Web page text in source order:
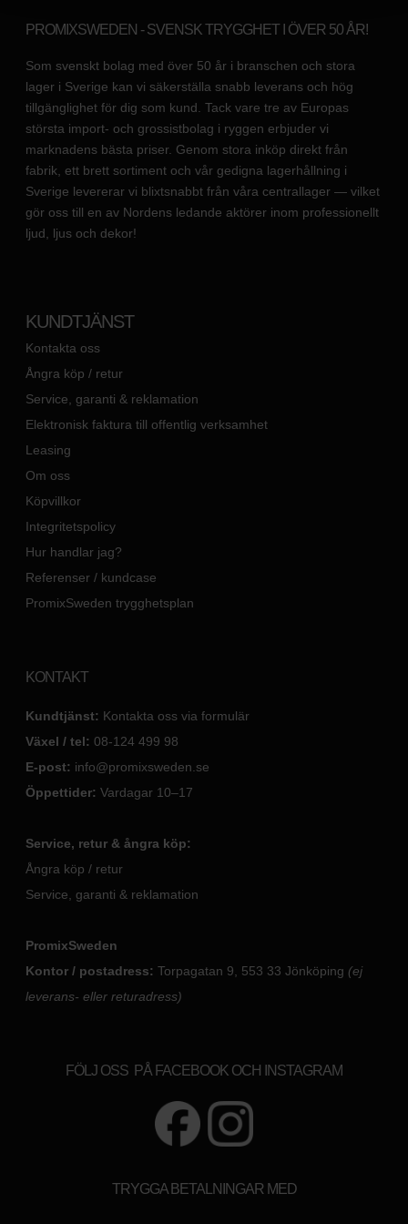
PROMIXSWEDEN - SVENSK TRYGGHET I ÖVER 50 ÅR!
Som svenskt bolag med över 50 år i branschen och stora
lager i Sverige kan vi säkerställa snabb leverans och hög
tillgänglighet för dig som kund. Tack vare tre av Europas
största import- och grossistbolag i ryggen erbjuder vi
marknadens bästa priser. Genom stora inköp direkt från
fabrik, ett brett sortiment och vår gedigna lagerhållning i
Sverige levererar vi blixtsnabbt från våra centrallager — vilket
gör oss till en av Nordens ledande aktörer inom professionellt
ljud, ljus och dekor!
KUNDTJÄNST
Kontakta oss
Ångra köp / retur
Service, garanti & reklamation
Elektronisk faktura till offentlig verksamhet
Leasing
Om oss
Köpvillkor
Integritetspolicy
Hur handlar jag?
Referenser / kundcase
PromixSweden trygghetsplan
KONTAKT
Kundtjänst: Kontakta oss via formulär
Växel / tel: 08-124 499 98
E-post: info@promixsweden.se
Öppettider: Vardagar 10–17
Service, retur & ångra köp:
Ångra köp / retur
Service, garanti & reklamation
PromixSweden
Kontor / postadress: Torpagatan 9, 553 33 Jönköping (ej
leverans- eller returadress)
FÖLJ OSS PÅ FACEBOOK OCH INSTAGRAM
TRYGGA BETALNINGAR MED